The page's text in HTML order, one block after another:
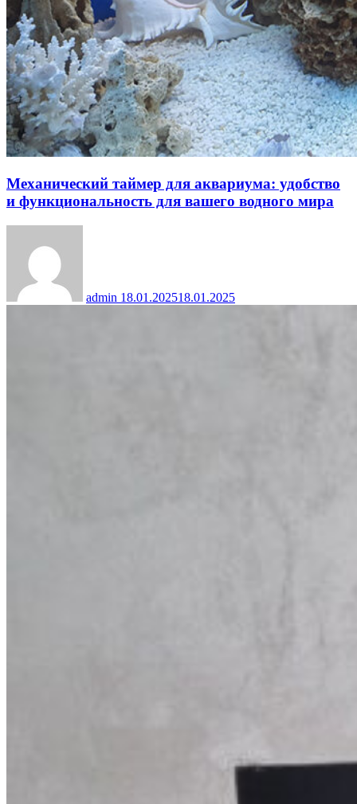
Механический таймер для аквариума: удобство
и функциональность для вашего водного мира
admin 18.01.202518.01.2025